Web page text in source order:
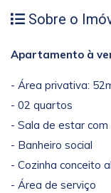
Sobre o
Apartamento à
- Área privativa:
- 02 quartos
- Sala de estar com
- Banheiro social
- Cozinha conceito
- Área de serviço